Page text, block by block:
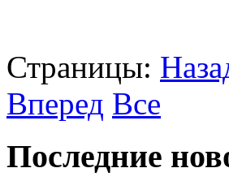
Страницы:
Вперед Все
Последние